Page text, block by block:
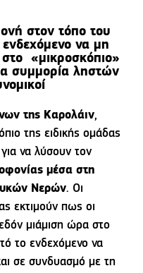
στον τόπο του
να μη
«μικροσκόπιο»
συμμορία ληστών
της Καρολάιν,
της ειδικής ομάδας
να λύσουν τον
μέσα στη
Νερών. Οι
εκτιμούν πως οι
μιάμιση ώρα στο
το ενδεχόμενο να
σε συνδυασμό με τη